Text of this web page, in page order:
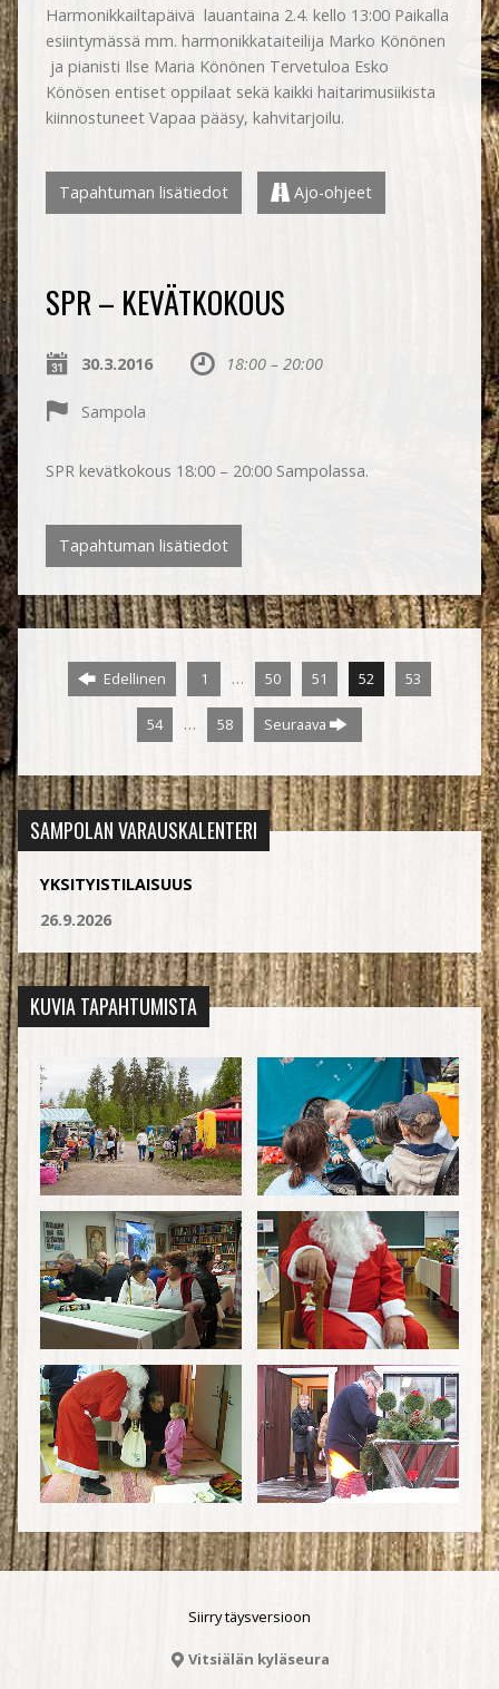
Harmonikkailtapäivä lauantaina 2.4. kello 13:00 Paikalla
esiintymässä mm. harmonikkataiteilija Marko Könönen
ja pianisti Ilse Maria Könönen Tervetuloa Esko
Könösen entiset oppilaat sekä kaikki haitarimusiikista
kiinnostuneet Vapaa pääsy, kahvitarjoilu.
Tapahtuman lisätiedot Ajo-ohjeet
SPR – KEVÄTKOKOUS
30.3.2016 18:00 – 20:00
Sampola
SPR kevätkokous 18:00 – 20:00 Sampolassa.
Tapahtuman lisätiedot
Edellinen 1 … 50 51 52 53
54 … 58 Seuraava
SAMPOLAN VARAUSKALENTERI
YKSITYISTILAISUUS
26.9.2026
KUVIA TAPAHTUMISTA
Siirry täysversioon
Vitsiälän kyläseura